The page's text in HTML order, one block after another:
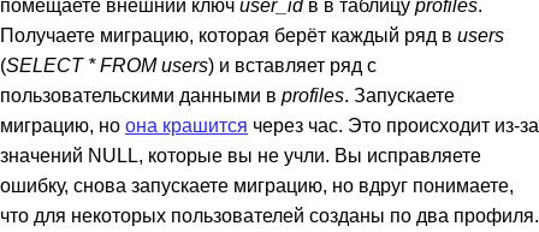
помещаете внешний ключ user_idв в таблицу profiles.
Получаете миграцию, которая берёт каждый ряд в users
(SELECT * FROM users) и вставляет ряд с
пользовательскими данными в profiles. Запускаете
миграцию, но она крашится через час. Это происходит из-за
значений NULL, которые вы не учли. Вы исправляете
ошибку, снова запускаете миграцию, но вдруг понимаете,
что для некоторых пользователей созданы по два профиля.